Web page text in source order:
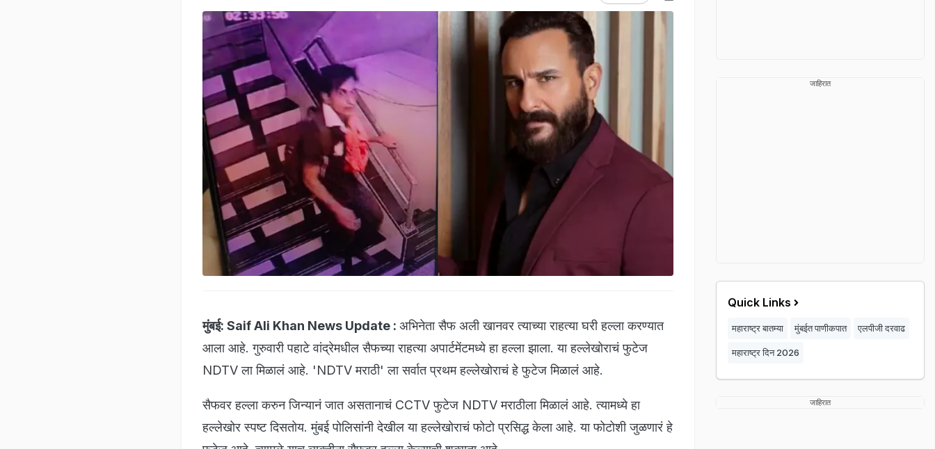
मुंबई: Saif Ali Khan News Update : अभिनेता सैफ अली खानवर त्याच्या राहत्या घरी हल्ला करण्यात
आला आहे. गुरुवारी पहाटे वांद्रेमधील सैफच्या राहत्या अपार्टमेंटमध्ये हा हल्ला झाला. या हल्लेखोराचं फुटेज
NDTV ला मिळालं आहे. 'NDTV मराठी' ला सर्वात प्रथम हल्लेखोराचं हे फुटेज मिळालं आहे.
सैफवर हल्ला करुन जिन्यानं जात असतानाचं CCTV फुटेज NDTV मराठीला मिळालं आहे. त्यामध्ये हा
हल्लेखोर स्पष्ट दिसतोय. मुंबई पोलिसांनी देखील या हल्लेखोराचं फोटो प्रसिद्ध केला आहे. या फोटोशी जुळणारं हे
जाहिरात
Quick Links
महाराष्ट्र बातम्या मुंबईत पाणीकपात एलपीजी दरवाढ
महाराष्ट्र दिन 2026
जाहिरात